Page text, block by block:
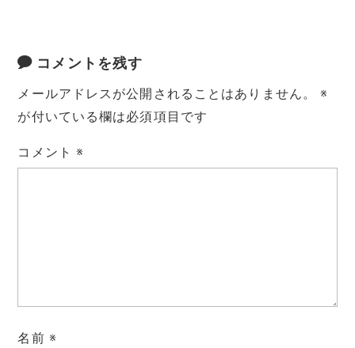
コメントを残す
メールアドレスが公開されることはありません。
※
が付いている欄は必須項目です
コメント※
名前 ※